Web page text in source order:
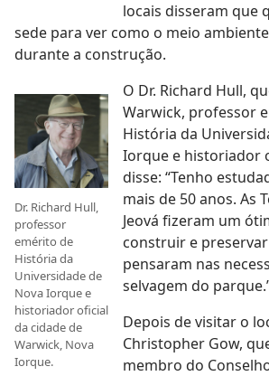
locais disseram que
sede para ver como o meio
durante a construção.
Dr. Richard Hull,
professor
emérito de
História da
Universidade de
Nova Iorque e
historiador oficial
da cidade de
Warwick, Nova
Iorque.
O Dr. Richard Hull,
Warwick, professor
História da
Iorque e historiador
disse: “Tenho
mais de 50 anos. As
Jeová fizeram um
construir e
pensaram nas
selvagem do
Depois de visitar o
Christopher Gow,
membro do